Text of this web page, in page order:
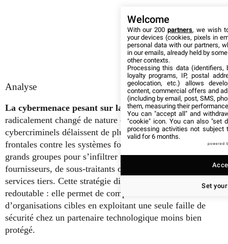
Analyse
La cybermenace pesant sur la supply chaina
radicalement changé de nature et d’échelle. Les
cybercriminels délaissent de plus en plus les attaques
frontales contre les systèmes fortement sécurisés des
grands groupes pour s’infiltrer plutôt via leurs réseaux de
fournisseurs, de sous-traitants ou de prestataires de
services tiers. Cette stratégie dite « par rebond » s’avère
redoutable : elle permet de compromettre des centaines
d’organisations cibles en exploitant une seule faille de
sécurité chez un partenaire technologique moins bien
protégé.
Welcome
With our 200partners, we wish
your devices (cookies, pixels in
personal data with our partners,
in our emails, already held by
other contexts.
Processing this data (identifiers,
loyalty programs, IP, postal
geolocation, etc.) allows
content, commercial offers and
(including by email, post, SMS,
them, measuring their
You can "accept all" and
"cookie" icon. You can also "set
processing activities not subject
valid for 6 months.
powered
Set